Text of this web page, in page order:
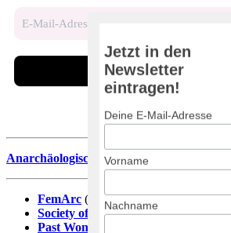
Anarchäologische Literaturdatenbank
FemArc (DE)
Society of Black Archaeologists(EN)
Past Women
Jetzt in den
Newsletter
eintragen!
Deine E-Mail-Adresse
Vorname
Nachname